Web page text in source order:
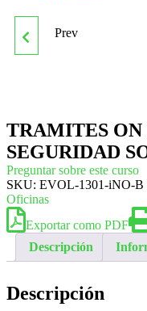
NEGOCIACION
Prev
TRAMITES
SEGURIDAD
Preguntar sobre este curso
SKU: EVOL-1301-iNO-B
Oficinas
Exportar como PDF
Descripción
Descripción